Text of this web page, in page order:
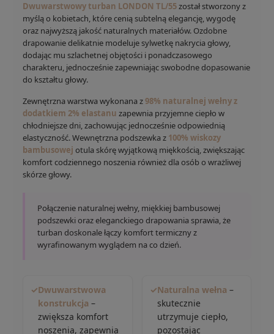
Dwuwarstwowy turban LONDON TL/55został stworzony z
myślą o kobietach, które cenią subtelną elegancję, wygodę
oraz najwyższą jakość naturalnych materiałów. Ozdobne
drapowanie delikatnie modeluje sylwetkę nakrycia głowy,
dodając mu szlachetnej objętości i ponadczasowego
charakteru, jednocześnie zapewniając swobodne dopasowanie
do kształtu głowy.
Zewnętrzna warstwa wykonana z98% naturalnej wełny z
dodatkiem 2% elastanu zapewnia przyjemne ciepło w
chłodniejsze dni, zachowując jednocześnie odpowiednią
elastyczność. Wewnętrzna podszewka z 100% wiskozy
bambusowej otula skórę wyjątkową miękkością, zwiększając
komfort codziennego noszenia również dla osób o wrażliwej
skórze głowy.
Połączenie naturalnej wełny, miękkiej bambusowej
podszewki oraz eleganckiego drapowania sprawia, że
turban doskonale łączy komfort termiczny z
wyrafinowanym wyglądem na co dzień.
✓Dwuwarstwowa
konstrukcja –
zwiększa komfort
noszenia, zapewnia
✓Naturalna wełna –
skutecznie
utrzymuje ciepło,
pozostając